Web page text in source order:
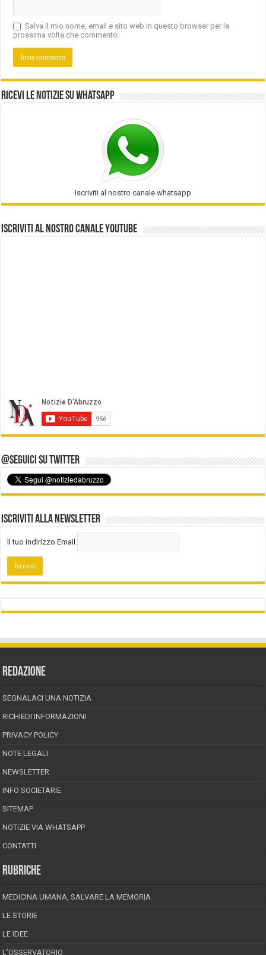
Salva il mio nome, email e sito web in questo browser per la
prossima volta che commento.
Ricevi le notizie su Whatsapp
Iscriviti al nostro canale whatsapp
Iscriviti al nostro Canale Youtube
@Seguici su Twitter
Iscriviti alla Newsletter
Il tuo indirizzo Email
REDAZIONE
SEGNALACI UNA NOTIZIA
RICHIEDI INFORMAZIONI
PRIVACY POLICY
NOTE LEGALI
NEWSLETTER
INFO SOCIETARIE
SITEMAP
NOTIZIE VIA WHATSAPP
CONTATTI
RUBRICHE
MEDICINA UMANA, SALVARE LA MEMORIA
LE STORIE
LE IDEE
L’OSSERVATORIO